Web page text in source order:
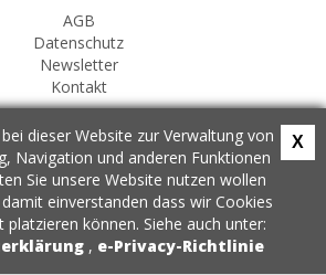
AGB
Datenschutz
Newsletter
Kontakt
dieser Website zur Verwaltung von
Navigation und anderen Funktionen
Sie unsere Website nutzen wollen
einverstanden dass wir Cookies
platzieren können. Siehe auch unter:
, e-Privacy-Richtlinie
X